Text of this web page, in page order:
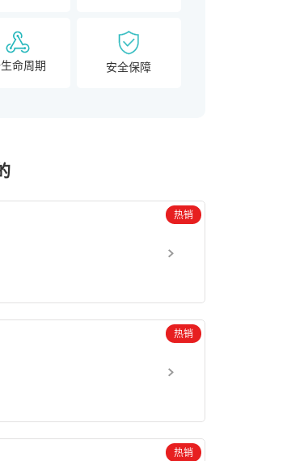
命周期 安全保障
热销
热销
热销